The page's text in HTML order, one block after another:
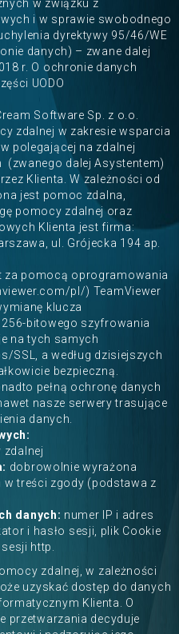
w związku z
i w sprawie swobodnego
dyrektywy 95/46/WE
danych) – zwane dalej
r. O ochronie danych
UODO
Software Sp. z o.o.
zdalnej w zakresie wsparcia
polegającej na zdalnej
dalej Asystentem)
Klienta. W zależności od
jest pomoc zdalna,
pomocy zdalnej oraz
Klienta jest firma:
ul. Grójecka 194 ap.
za pomocą oprogramowania
pl/) TeamViewer
klucza
bitowego szyfrowania
na tych samych
SSL, a według dzisiejszych
bezpieczną.
pełną ochronę danych
nasze serwery trasujące
danych.
zdalnej
dobrowolnie wyrażona
treści zgody (podstawa z
danych: numer IP i adres
i hasło sesji, plik Cookie
http.
zdalnej, w zależności
uzyskać dostęp do danych
Klienta. O
przetwarzania decyduje